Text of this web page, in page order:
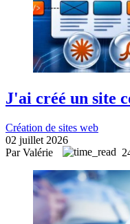
J'ai créé un site
Création de sites web
02 juillet 2026
Par Valérie